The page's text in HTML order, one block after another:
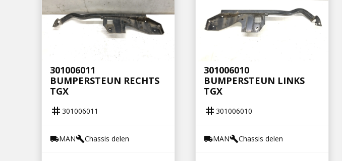
301006011
BUMPERSTEUN RECHTS
TGX
tag 301006011
local_shippingMANbuildChassis delen
301006010
BUMPERSTEUN LINKS
TGX
tag 301006010
local_shippingMANbuildChassis delen